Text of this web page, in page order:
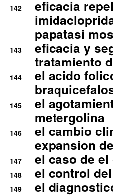
142
eficacia
papatasi
143
eficacia y
tratamiento
144
el acido
145
el
metergolina
146
el cambio
expansion
147 el caso de
148 el control
149 el